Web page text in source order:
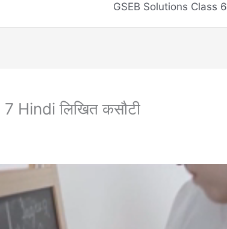
GSEB Solutions Class 6
Hindi लिखित कसौटी